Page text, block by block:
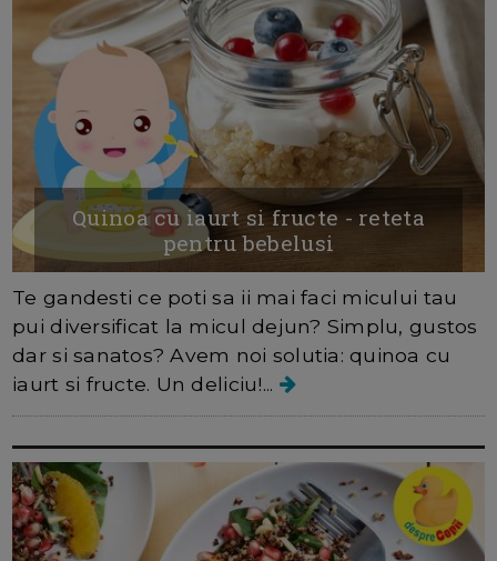
Quinoa cu iaurt si fructe - reteta
pentru bebelusi
Te gandesti ce poti sa ii mai faci micului tau
pui diversificat la micul dejun? Simplu, gustos
dar si sanatos? Avem noi solutia: quinoa cu
iaurt si fructe. Un deliciu!...